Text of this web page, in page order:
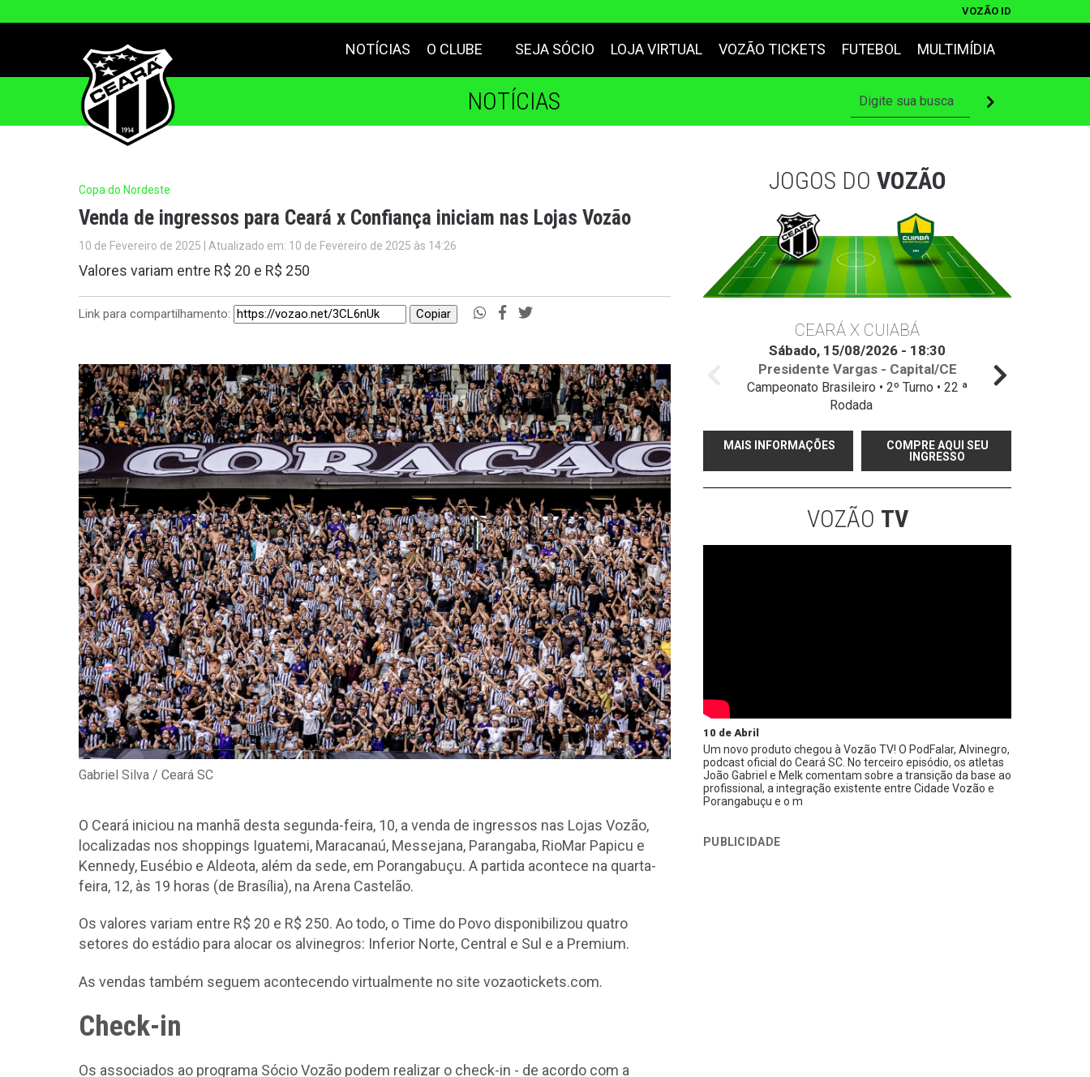
VOZÃO ID
NOTÍCIAS O CLUBE SEJA SÓCIO LOJA VIRTUAL VOZÃO TICKETS FUTEBOL MULTIMÍDIA
NOTÍCIAS
Copa do Nordeste
Venda de ingressos para Ceará x Confiança iniciam nas Lojas Vozão
10 de Fevereiro de 2025 | Atualizado em: 10 de Fevereiro de 2025 às 14:26
Valores variam entre R$ 20 e R$ 250
Link para compartilhamento: Copiar
Gabriel Silva / Ceará SC
O Ceará iniciou na manhã desta segunda-feira, 10, a venda de ingressos nas Lojas Vozão,
localizadas nos shoppings Iguatemi, Maracanaú, Messejana, Parangaba, RioMar Papicu e
Kennedy, Eusébio e Aldeota, além da sede, em Porangabuçu. A partida acontece na quarta-
feira, 12, às 19 horas (de Brasília), na Arena Castelão.
Os valores variam entre R$ 20 e R$ 250. Ao todo, o Time do Povo disponibilizou quatro
setores do estádio para alocar os alvinegros: Inferior Norte, Central e Sul e a Premium.
As vendas também seguem acontecendo virtualmente no site vozaotickets.com.
Check-in
Os associados ao programa Sócio Vozão podem realizar o check-in - de acordo com a
JOGOS DO VOZÃO
CEARÁ X CUIABÁ
Sábado, 15/08/2026 - 18:30
Presidente Vargas - Capital/CE
Campeonato Brasileiro • 2º Turno • 22 ª
Rodada
MAIS INFORMAÇÕES
COMPRE AQUI SEU
INGRESSO
VOZÃO TV
10 de Abril
Um novo produto chegou à Vozão TV! O PodFalar, Alvinegro,
podcast oficial do Ceará SC. No terceiro episódio, os atletas
João Gabriel e Melk comentam sobre a transição da base ao
profissional, a integração existente entre Cidade Vozão e
Porangabuçu e o m
PUBLICIDADE